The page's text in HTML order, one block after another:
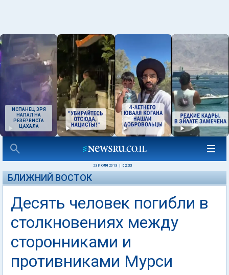
ИСПАНЕЦ ЗРЯ
НАПАЛ НА
РЕЗЕРВИСТА
ЦАХАЛА
23 ИЮЛЯ 2013 02:33
БЛИЖНИЙ ВОСТОК
Десять человек погибли в
столкновениях между
сторонниками и
противниками Мурси